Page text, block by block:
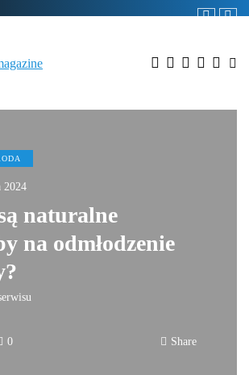
2024
naturalne
na odmłodzenie
0 Share